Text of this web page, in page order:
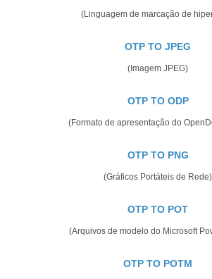
(Linguagem de marcação de
OTP TO JPEG
(Imagem JPEG)
OTP TO ODP
(Formato de apresentação do
OTP TO PNG
(Gráficos Portáteis de Rede)
OTP TO POT
(Arquivos de modelo do Microsoft
OTP TO POTM